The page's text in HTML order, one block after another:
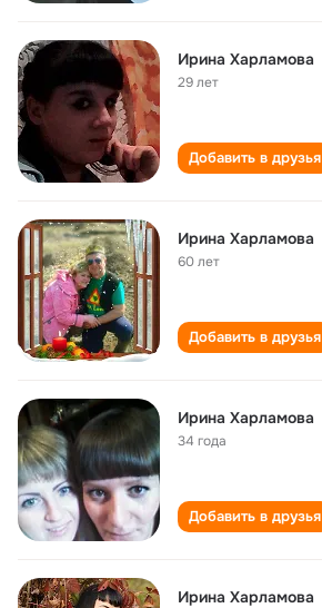
Ирина Харламова
29 лет
Добавить в друзья
Ирина Харламова
60 лет
Добавить в друзья
Ирина Харламова
34 года
Добавить в друзья
Ирина Харламова